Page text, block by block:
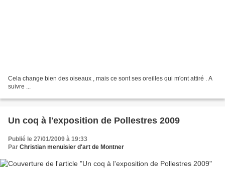
Cela change bien des oiseaux , mais ce sont ses oreilles qui m'ont attiré . A
suivre ...
Un coq à l'exposition de Pollestres 2009
Publié le 27/01/2009 à 19:33
Par Christian menuisier d'art de Montner